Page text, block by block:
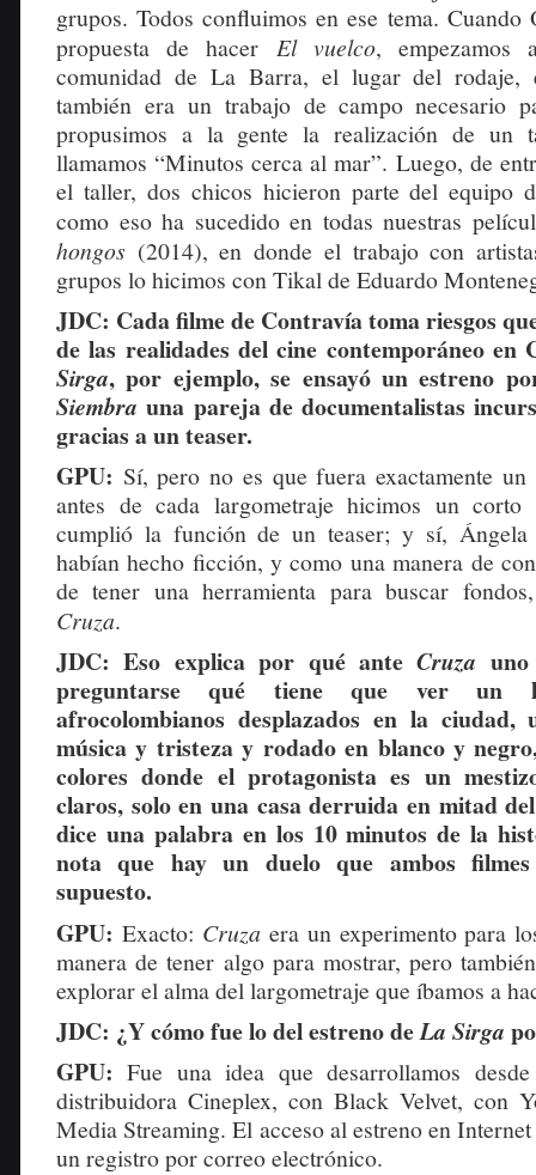
grupos. Todos confluimos en ese tema. Cuando
propuesta de hacer El vuelco, empezamos
comunidad de La Barra, el lugar del rodaje,
también era un trabajo de campo necesario
propusimos a la gente la realización de un
llamamos “Minutos cerca al mar”. Luego, de
el taller, dos chicos hicieron parte del equipo
como eso ha sucedido en todas nuestras
hongos (2014), en donde el trabajo con
grupos lo hicimos con Tikal de Eduardo
JDC: Cada filme de Contravía toma riesgos
de las realidades del cine contemporáneo en
Sirga, por ejemplo, se ensayó un estreno
Siembrauna pareja de documentalistas
gracias a un teaser.
GPU: Sí, pero no es que fuera exactamente un
antes de cada largometraje hicimos un
cumplió la función de un teaser; y sí, Ángela
habían hecho ficción, y como una manera de
de tener una herramienta para buscar
Cruza.
JDC: Eso explica por qué anteCruza
preguntarse qué tiene que ver un
afrocolombianos desplazados en la
música y tristeza y rodado en blanco y
colores donde el protagonista es un
claros, solo en una casa derruida en mitad
dice una palabra en los 10 minutos de la
nota que hay un duelo que ambos
supuesto.
GPU: Exacto: Cruza era un experimento para
manera de tener algo para mostrar, pero
explorar el alma del largometraje que íbamos a
JDC: ¿Y cómo fue lo del estreno deLa Sirga
GPU:Fue una idea que desarrollamos
distribuidora Cineplex, con Black Velvet, con
Media Streaming. El acceso al estreno en
un registro por correo electrónico.